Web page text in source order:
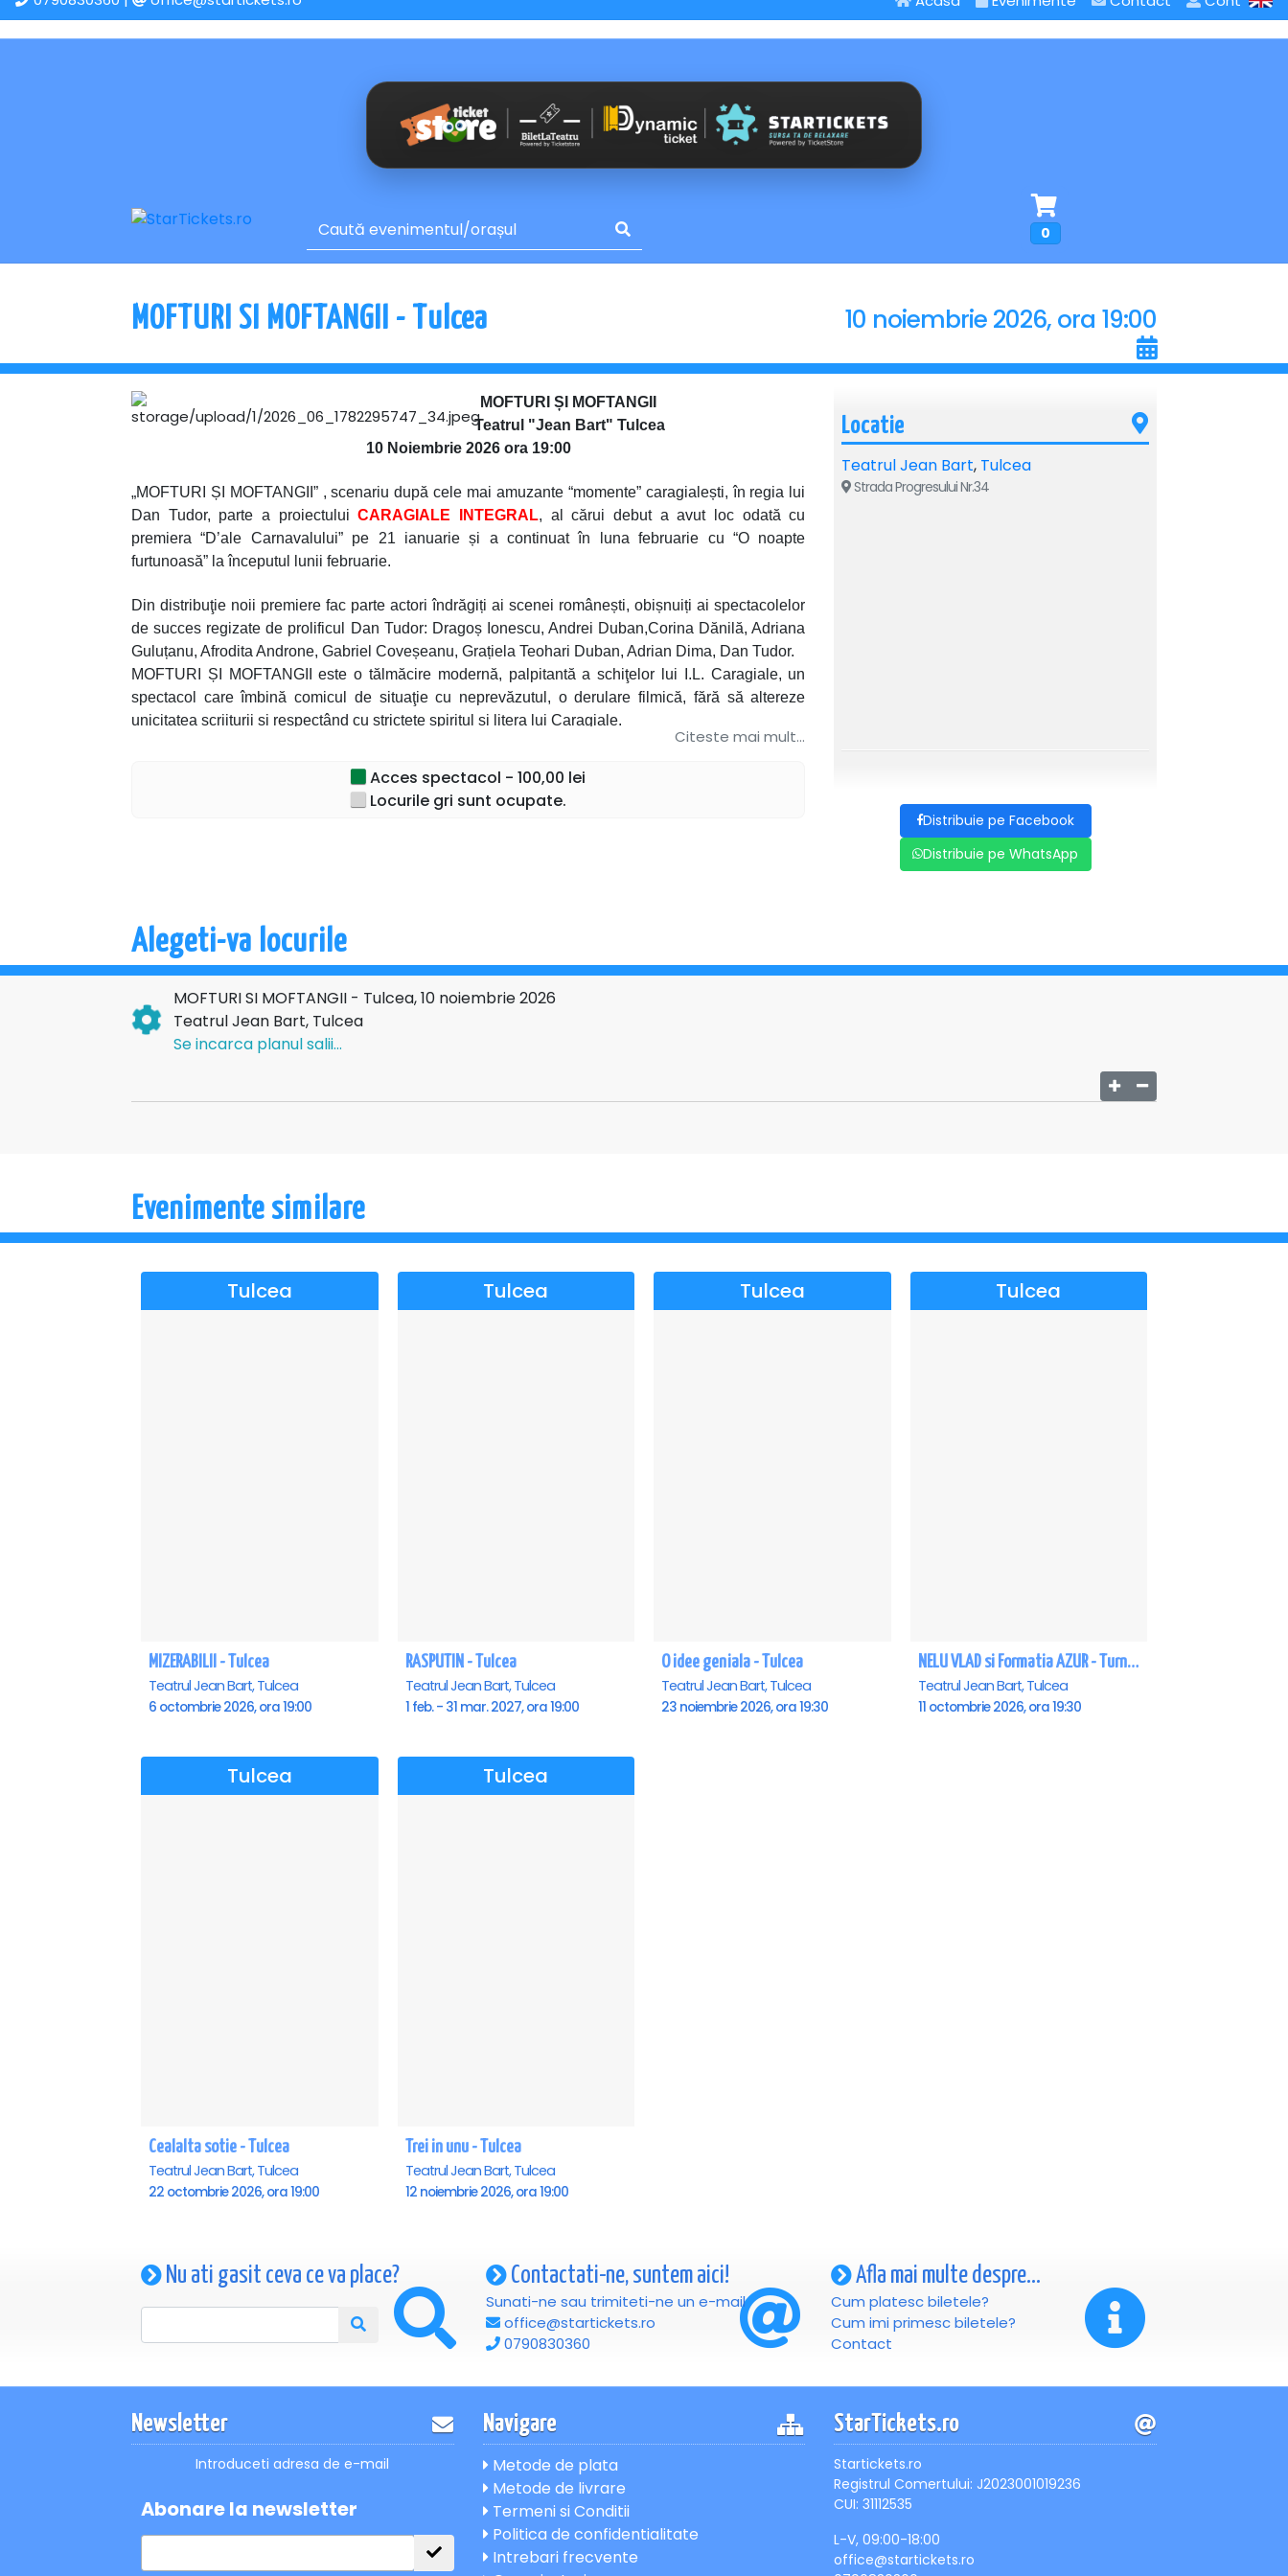
0
MOFTURI SI MOFTANGII - Tulcea 10 noiembrie 2026, ora 19:00
MOFTURI ȘI MOFTANGII
Teatrul "Jean Bart" Tulcea
10 Noiembrie 2026 ora 19:00
„MOFTURI ȘI MOFTANGII” , scenariu după cele mai amuzante “momente” caragialești, în regia lui
Dan Tudor, parte a proiectuluiCARAGIALE INTEGRAL, al cărui debut a avut loc odată cu
premiera “D’ale Carnavalului” pe 21 ianuarie și a continuat în luna februarie cu “O noapte
furtunoasă” la începutul lunii februarie.
Din distribuţie noii premiere fac parte actori îndrăgiți ai scenei românești, obișnuiți ai spectacolelor
de succes regizate de prolificul Dan Tudor: Dragoș Ionescu, Andrei Duban,Corina Dănilă, Adriana
Guluțanu, Afrodita Androne, Gabriel Coveșeanu, Grațiela Teohari Duban, Adrian Dima, Dan Tudor.
MOFTURI ȘI MOFTANGII este o tălmăcire modernă, palpitantă a schiţelor lui I.L. Caragiale, un
spectacol care îmbină comicul de situaţie cu neprevăzutul, o derulare filmică, fără să altereze
unicitatea scriiturii și respectând cu strictețe spiritul și litera lui Caragiale.
Personaje precum Mache, Lache, Goe , Mamiţa, Mam’Mare, câinele Bubico și însuși “Conu Iancu,
călători și clienți ciudaţi – toţi vă aşteaptă în trenul buclucaş, în toate gările uitate de Dumnezeu,
Citeste mai mult...
Acces spectacol - 100,00 lei
Locurile gri sunt ocupate.
Locatie
Teatrul Jean Bart, Tulcea
Strada Progresului Nr.34
Distribuie pe Facebook
Distribuie pe WhatsApp
Alegeti-va locurile
MOFTURI SI MOFTANGII - Tulcea, 10 noiembrie 2026
Teatrul Jean Bart, Tulcea
Se incarca planul salii...
Evenimente similare
Tulcea
MIZERABILII - Tulcea
Teatrul Jean Bart, Tulcea
6 octombrie 2026, ora 19:00
Tulcea
RASPUTIN - Tulcea
Teatrul Jean Bart, Tulcea
1 feb. - 31 mar. 2027, ora 19:00
Tulcea
O idee geniala - Tulcea
Teatrul Jean Bart, Tulcea
23 noiembrie 2026, ora 19:30
Tulcea
NELU VLAD si Formatia AZUR - Turneu Aniversar 50 de ani - Tulcea
Teatrul Jean Bart, Tulcea
11 octombrie 2026, ora 19:30
Tulcea
Cealalta sotie - Tulcea
Teatrul Jean Bart, Tulcea
22 octombrie 2026, ora 19:00
Tulcea
Trei in unu - Tulcea
Teatrul Jean Bart, Tulcea
12 noiembrie 2026, ora 19:00
Nu ati gasit ceva ce va place? Contactati-ne, suntem aici!
Sunati-ne sau trimiteti-ne un e-mail
office@startickets.ro
0790830360
Afla mai multe despre...
Cum platesc biletele?
Cum imi primesc biletele?
Contact
Newsletter
Introduceti adresa de e-mail
Abonare la newsletter
Navigare
Metode de plata
Metode de livrare
Termeni si Conditii
Politica de confidentialitate
Intrebari frecvente
StarTickets.ro
Startickets.ro
Registrul Comertului: J2023001019236
CUI: 31112535
L-V, 09:00-18:00
office@startickets.ro